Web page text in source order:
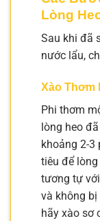
Lòng
Sau khi đã
nước lẩu,
Xào Thơm
Phi thơm
lòng heo
khoảng 2-3
tiêu để
tương tự
và không bị
hãy xào sơ